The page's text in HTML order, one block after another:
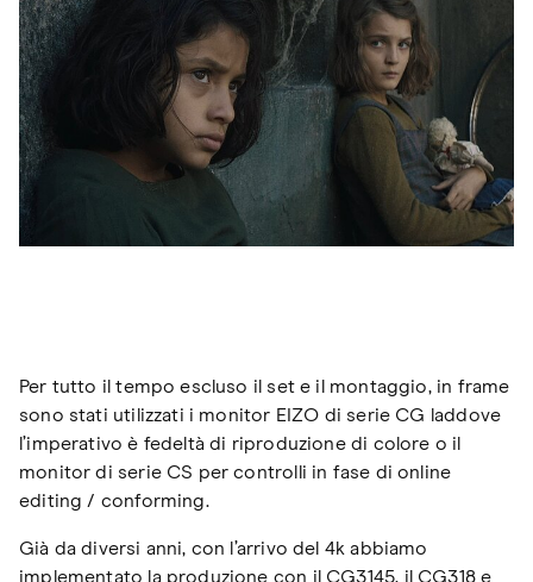
Per tutto il tempo escluso il set e il montaggio, in frame
sono stati utilizzati i monitor EIZO di serie CG laddove
l’imperativo è fedeltà di riproduzione di colore o il
monitor di serie CS per controlli in fase di online
editing / conforming.
Già da diversi anni, con l’arrivo del 4k abbiamo
implementato la produzione con il CG3145, il CG318 e